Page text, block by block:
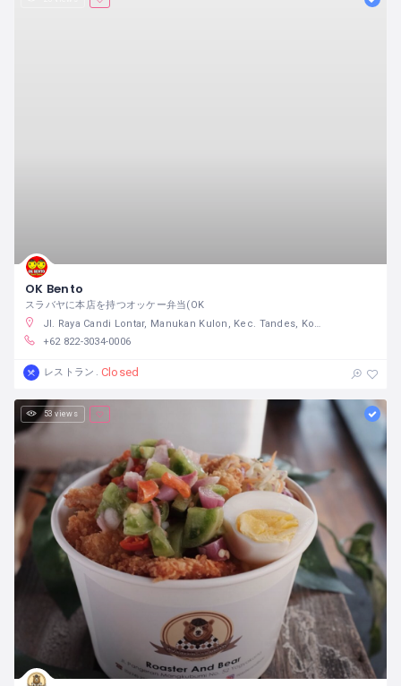
OK Bento
スラバヤに本店を持つオッケー弁当(OK
Jl. Raya Candi Lontar, Manukan Kulon, Kec. Tandes, Kota SBY, Jawa Timur
+62 822-3034-0006
レストラン Closed
53 views